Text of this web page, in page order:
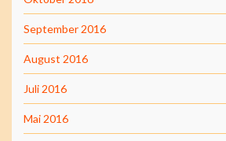
September 2016
August 2016
Juli 2016
Mai 2016